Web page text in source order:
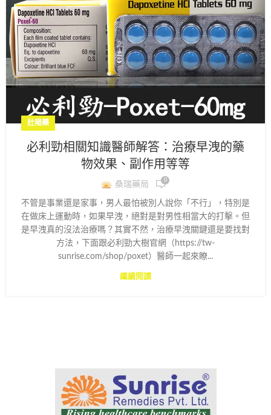
壯陽藥
必利勁相關知識醫師解答：治療早洩的藥
物效果、副作用等等
桑瑞藥局 0
不管是事業還是家事，男人最怕被別人說你「不行」，特別是
在做床上運動時，如果早洩，絕對是對男性相當大的打擊。但
是早洩真的沒法治療嗎？其實不然，治療早洩關鍵還是要找對
方法，下面跟必利勁大樹官網（https://tw-
sunrise.com/shop/poxet）醫師一起來瞭...
繼續閱讀